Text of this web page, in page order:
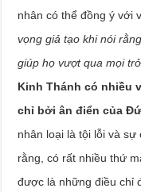
nhân có thể đồng ý với
vọng giả tạo khi nói
giúp họ vượt qua mọi
Kinh Thánh có nhiều
chỉ bởi ân điển của
nhân loại là tội lỗi và
rằng, có rất nhiều thứ
được là những điều chỉ